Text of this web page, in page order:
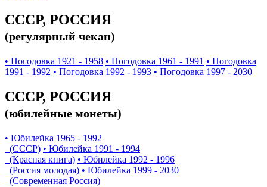
СССР, РОССИЯ
(регулярный чекан)
• Погодовка 1921 - 1958 • Погодовка 1961 - 1991 • Погодовка
1991 - 1992 • Погодовка 1992 - 1993 • Погодовка 1997 - 2030
СССР, РОССИЯ
(юбилейные монеты)
• Юбилейка 1965 - 1992
(СССР) • Юбилейка 1991 - 1994
(Красная книга) • Юбилейка 1992 - 1996
(Россия молодая) • Юбилейка 1999 - 2030
(Современная Россия)